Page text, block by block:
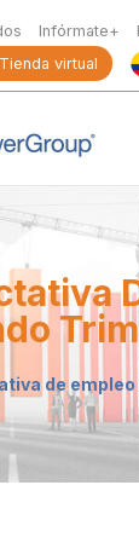
Infórmate+
Tienda virtual
de